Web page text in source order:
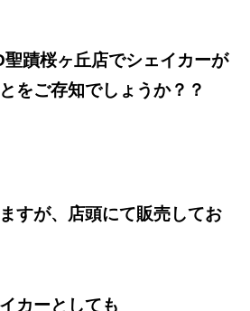
蹟桜ヶ丘店でシェイカーが
をご存知でしょうか？？
すが、店頭にて販売してお
カーとしても